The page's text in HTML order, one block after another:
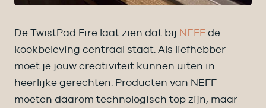
De TwistPad Fire laat zien dat bij NEFF de
kookbeleving centraal staat. Als liefhebber
moet je jouw creativiteit kunnen uiten in
heerlijke gerechten. Producten van NEFF
moeten daarom technologisch top zijn, maar